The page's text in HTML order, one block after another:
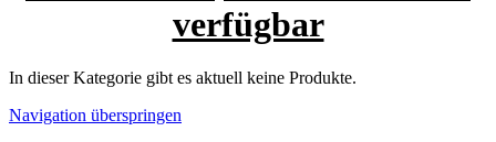
verfügbar
In dieser Kategorie gibt es aktuell keine Produkte.
Navigation überspringen